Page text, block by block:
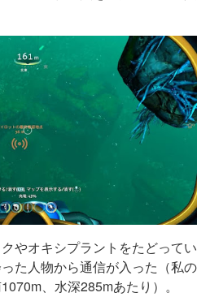
やオキシプラントをたどってい
た人物から通信が入った（私の
、水深285mあたり）。